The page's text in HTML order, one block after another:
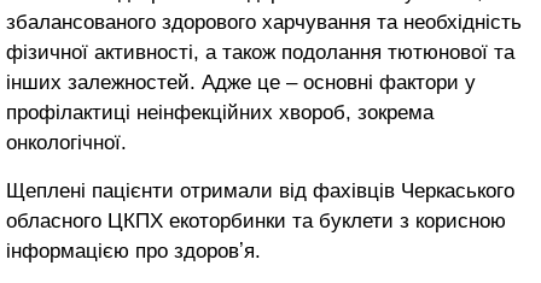
збалансованого здорового харчування та необхідність
фізичної активності, а також подолання тютюнової та
інших залежностей. Адже це – основні фактори у
профілактиці неінфекційних хвороб, зокрема
онкологічної.
Щеплені пацієнти отримали від фахівців Черкаського
обласного ЦКПХ екоторбинки та буклети з корисною
інформацією про здоровʼя.